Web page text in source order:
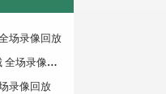
场录像回放
0
8月05日 足球友谊赛 K联赛全明星vs曼城 全场录像回放
录像回放